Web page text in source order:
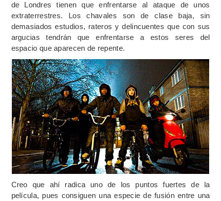
de Londres tienen que enfrentarse al ataque de unos
extraterrestres. Los chavales son de clase baja, sin
demasiados estudios, rateros y delincuentes que con sus
argucias tendrán que enfrentarse a estos seres del
espacio que aparecen de repente.
Creo que ahí radica uno de los puntos fuertes de la
película, pues consiguen una especie de fusión entre una